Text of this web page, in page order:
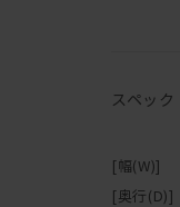
リラック
どこに背
様々な姿
スペック
[幅(W)]
[奥行(D)]